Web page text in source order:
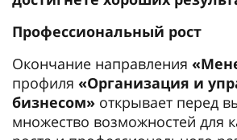
Профессиональный рост
Окончание направления
профиля «Организация и
бизнесом» открывает перед
множество возможностей для